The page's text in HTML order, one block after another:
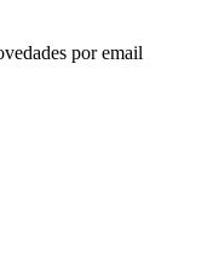
por email